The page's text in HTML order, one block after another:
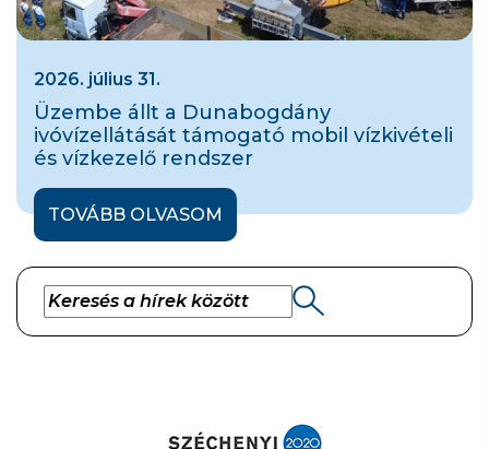
2026. július 31.
Üzembe állt a Dunabogdány
ivóvízellátását támogató mobil vízkivételi
és vízkezelő rendszer
TOVÁBB OLVASOM